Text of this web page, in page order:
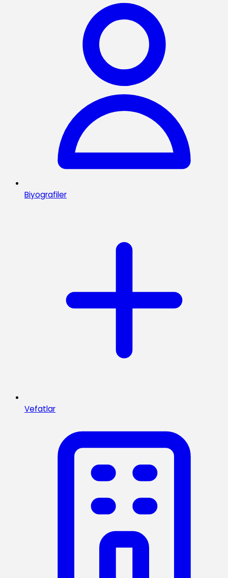
Biyografiler
Vefatlar